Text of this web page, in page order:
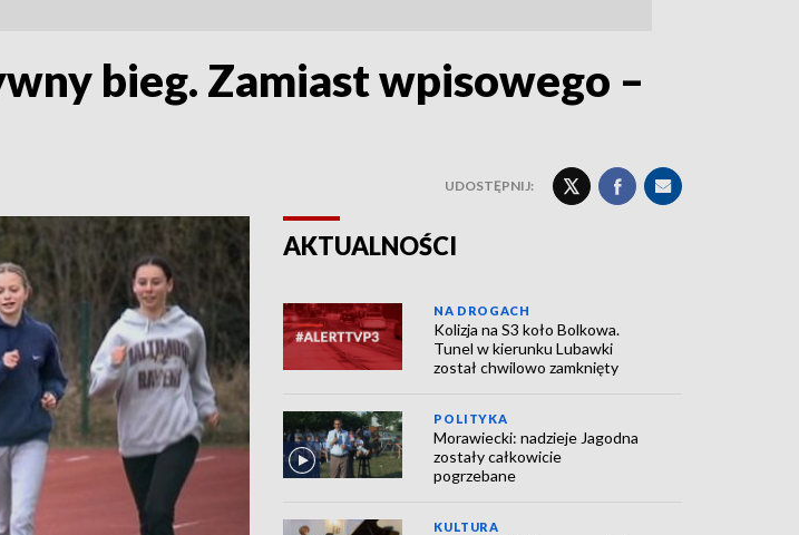
bieg. Zamiast wpisowego –
UDOSTĘPNIJ:
AKTUALNOŚCI
NA DROGACH
Kolizja na S3 koło Bolkowa.
Tunel w kierunku Lubawki
został chwilowo zamknięty
POLITYKA
Morawiecki: nadzieje Jagodna
zostały całkowicie
pogrzebane
KULTURA